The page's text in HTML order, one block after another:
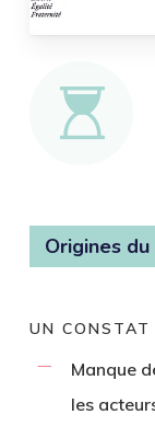
Origines
UN CONSTAT
Manque
les